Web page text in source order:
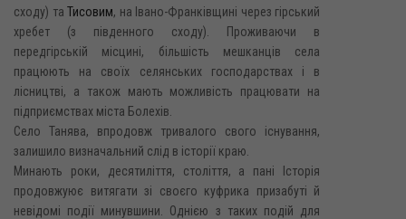
сходу) та Тисовим, на Івано-Франківщині через гірський
хребет (з південного сходу). Проживаючи в
передгірській місцині, більшість мешканців села
працюють на своїх селянських господарствах і в
лісництві, а також мають можливість працювати на
підприємствах міста Болехів.
Село Танява, впродовж тривалого свого існування,
залишило визначальний слід в історії краю.
Минають роки, десятиліття, століття, а пані Історія
продовжуює витягати зі своєго куфрика призабуті й
невідомі події минувшини. Однією з таких подій для